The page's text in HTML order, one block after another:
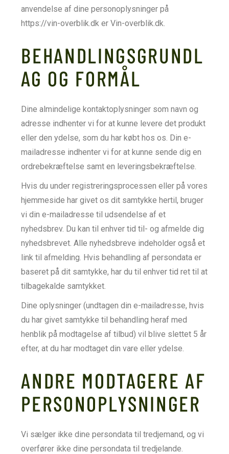
anvendelse af dine personoplysninger på
https://vin-overblik.dk er Vin-overblik.dk.
BEHANDLINGSGRUNDL
AG OG FORMÅL
Dine almindelige kontaktoplysninger som navn og
adresse indhenter vi for at kunne levere det produkt
eller den ydelse, som du har købt hos os. Din e-
mailadresse indhenter vi for at kunne sende dig en
ordrebekræftelse samt en leveringsbekræftelse.
Hvis du under registreringsprocessen eller på vores
hjemmeside har givet os dit samtykke hertil, bruger
vi din e-mailadresse til udsendelse af et
nyhedsbrev. Du kan til enhver tid til- og afmelde dig
nyhedsbrevet. Alle nyhedsbreve indeholder også et
link til afmelding. Hvis behandling af persondata er
baseret på dit samtykke, har du til enhver tid ret til at
tilbagekalde samtykket.
Dine oplysninger (undtagen din e-mailadresse, hvis
du har givet samtykke til behandling heraf med
henblik på modtagelse af tilbud) vil blive slettet 5 år
efter, at du har modtaget din vare eller ydelse.
ANDRE MODTAGERE AF
PERSONOPLYSNINGER
Vi sælger ikke dine persondata til tredjemand, og vi
overfører ikke dine persondata til tredjelande.